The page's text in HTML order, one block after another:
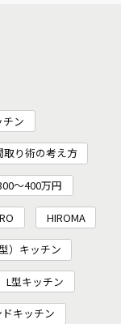
チン
取り術の考え方
～400万円
HIROMA
）キッチン
L型キッチン
キッチン